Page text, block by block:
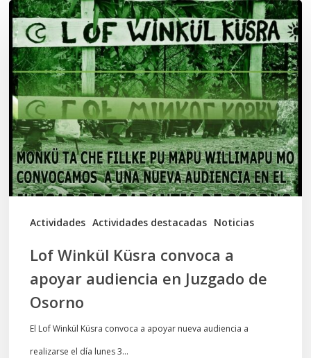
Actividades Actividades destacadas Noticias
Lof
Winkül
Küsra
convoca
a
apoyar
audiencia
en
Juzgado
Lof Winkül Küsra convoca a
apoyar audiencia en Juzgado de
Osorno
El Lof Winkül Küsra convoca a apoyar nueva audiencia a
realizarse el día lunes 3…